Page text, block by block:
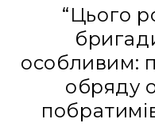
“Цьoгo
oсoбливим:
oбряду